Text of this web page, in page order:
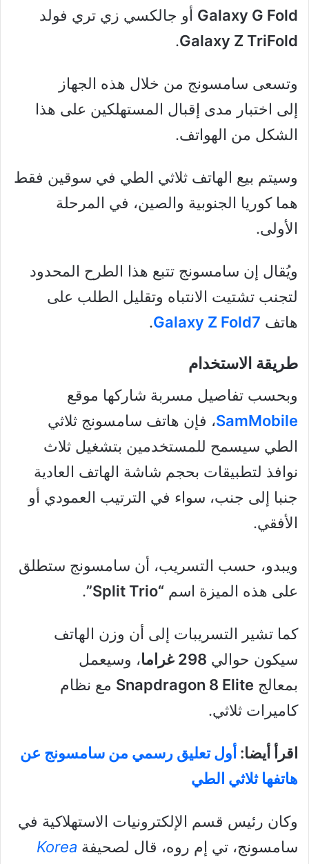
Galaxy G Fold أو جالكسي زي تري فولد
Galaxy Z TriFold
.
وتسعى سامسونج من خلال هذه الجهاز
إلى اختبار مدى إقبال المستهلكين على هذا
الشكل من الهواتف.
وسيتم بيع الهاتف ثلاثي الطي في سوقين فقط
هما كوريا الجنوبية والصين، في المرحلة
الأولى.
ويُقال إن سامسونج تتبع هذا الطرح المحدود
لتجنب تشتيت الانتباه وتقليل الطلب على
هاتف Galaxy Z Fold7
.
طريقة الاستخدام
وبحسب تفاصيل مسربة شاركها موقع
SamMobile، فإن هاتف سامسونج ثلاثي
الطي سيسمح للمستخدمين بتشغيل ثلاث
نوافذ لتطبيقات بحجم شاشة الهاتف العادية
جنبا إلى جنب، سواء في الترتيب العمودي أو
الأفقي.
ويبدو، حسب التسريب، أن سامسونج ستطلق
على هذه الميزة اسم “Split Trio”
.
كما تشير التسريبات إلى أن وزن الهاتف
سيكون حوالي 298 غراما
، وسيعمل
بمعالج Snapdragon 8 Elite مع نظام
كاميرات ثلاثي.
اقرأ أيضا: أول تعليق رسمي من سامسونج عن
هاتفها ثلاثي الطي
وكان رئيس قسم الإلكترونيات الاستهلاكية في
سامسونج، تي إم روه، قال لصحيفة Korea